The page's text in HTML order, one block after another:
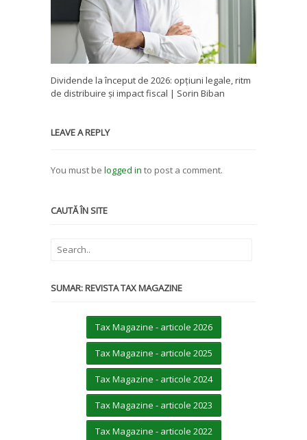
Dividende la început de 2026: opțiuni legale, ritm
de distribuire și impact fiscal | Sorin Biban
LEAVE A REPLY
You must be logged in to post a comment.
CAUTĂ ÎN SITE
SUMAR: REVISTA TAX MAGAZINE
Tax Magazine - articole 2026
Tax Magazine - articole 2025
Tax Magazine - articole 2024
Tax Magazine - articole 2023
Tax Magazine - articole 2022